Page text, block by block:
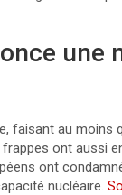
une
faisant au moins
ont aussi
ont
nucléaire.